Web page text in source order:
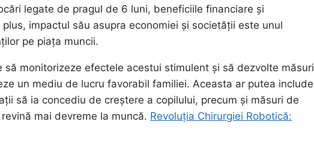
legate de pragul de 6 luni, beneficiile financiare și
impactul său asupra economiei și societății este unul
pe piața muncii.
monitorizeze efectele acestui stimulent și să dezvolte măsuri
un mediu de lucru favorabil familiei. Aceasta ar putea include
să ia concediu de creștere a copilului, precum și măsuri de
mai devreme la muncă. Revoluția Chirurgiei Robotică: